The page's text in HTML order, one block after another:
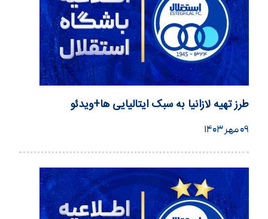
طرز تهیه لازانیا به سبک ایتالیایی ها+ویدئو
۰۹ مهر ۱۴۰۳